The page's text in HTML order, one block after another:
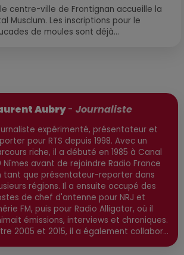
centre-ville de Frontignan accueille la
Musclum. Les inscriptions pour le
de moules sont déjà...
Aubry- Journaliste
expérimenté, présentateur et
pour RTS depuis 1998. Avec un
riche, il a débuté en 1985 à Canal
Nîmes avant de rejoindre Radio France
tant que présentateur-reporter dans
régions. Il a ensuite occupé des
de chef d'antenne pour NRJ et
FM, puis pour Radio Alligator, où il
émissions, interviews et chroniques.
2005 et 2015, il a également collaboré